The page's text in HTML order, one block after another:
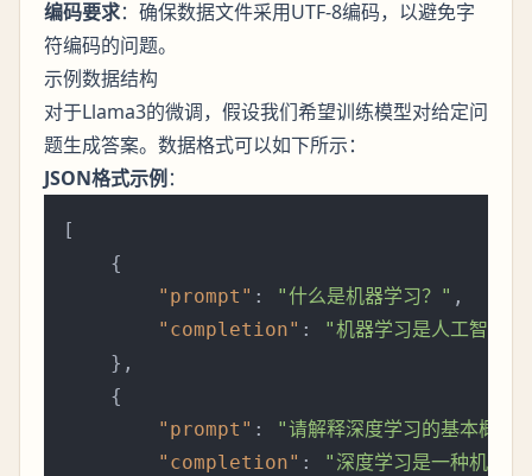
编码要求：确保数据文件采用UTF-8编码，以避免字
符编码的问题。
示例数据结构
对于Llama3的微调，假设我们希望训练模型对给定问
题生成答案。数据格式可以如下所示：
JSON格式示例 ：
[
{
"prompt" : "什么是机器学习？" ,
"completion" :
"机器学习是人工智能
} ,
{
"prompt" :
"请解释深度学习的基本概念
"completion" :
"深度学习是一种机器